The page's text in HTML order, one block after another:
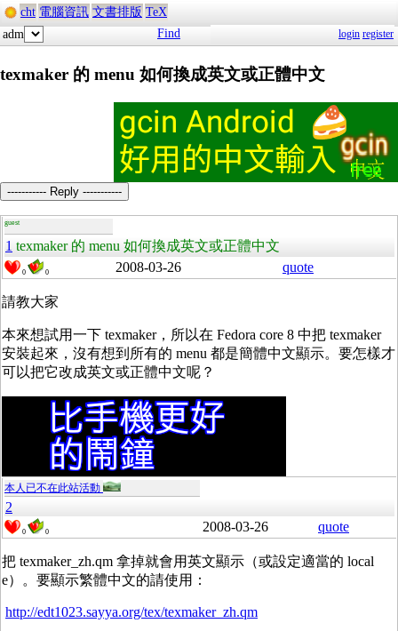
cht 電腦資訊 文書排版 TeX
adm
Find login register
texmaker 的 menu 如何換成英文或正體中文
----------- Reply -----------
guest
1 texmaker 的 menu 如何換成英文或正體中文
0 0 2008-03-26 quote
請教大家
本來想試用一下 texmaker，所以在 Fedora core 8 中把 texmaker
安裝起來，沒有想到所有的 menu 都是簡體中文顯示。要怎樣才
可以把它改成英文或正體中文呢？
本人已不在此站活動
2
0 0 2008-03-26 quote
把 texmaker_zh.qm 拿掉就會用英文顯示（或設定適當的 local
e）。要顯示繁體中文的請使用：
http://edt1023.sayya.org/tex/texmaker_zh.qm